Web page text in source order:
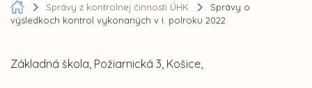
Správy z kontrolnej činnosti ÚHK
Správy o
výsledkoch kontrol vykonaných v I. polroku 2022
Základná škola, Požiarnická 3, Košice,